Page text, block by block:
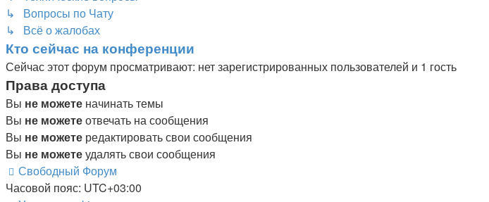
↳ Вопросы по Чату
↳ Всё о жалобах
Кто сейчас на конференции
Сейчас этот форум просматривают: нет зарегистрированных пользователей и 1 гость
Права доступа
Вы не можете начинать темы
Вы не можетеотвечать на сообщения
Вы не можете редактировать свои сообщения
Вы не можетеудалять свои сообщения
Свободный Форум
Часовой пояс: UTC+03:00